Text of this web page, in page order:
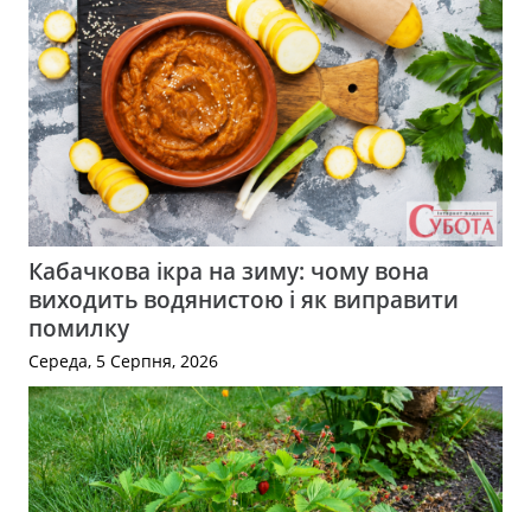
Кабачкова ікра на зиму: чому вона
виходить водянистою і як виправити
помилку
Середа, 5 Серпня, 2026